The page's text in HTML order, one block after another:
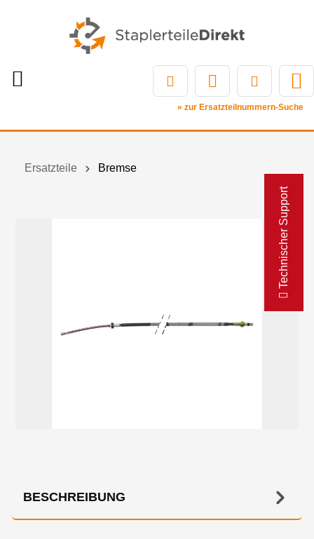
Technischer Support
» zur Ersatzteilnummern-Suche
Ersatzteile Bremse
BESCHREIBUNG